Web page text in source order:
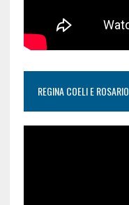
REGINA COELI E ROSARIO